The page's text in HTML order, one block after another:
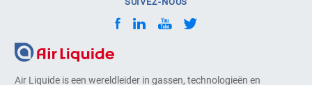
Air Liquide is een wereldleider in gassen, technologieën en